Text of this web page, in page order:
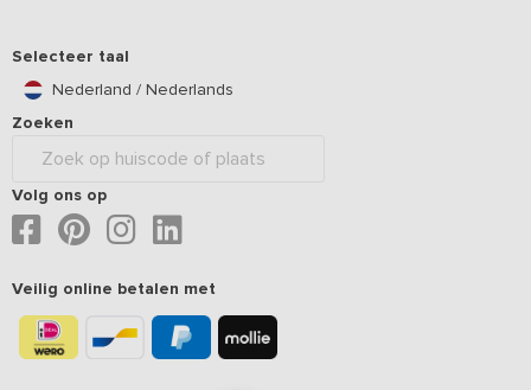
Selecteer taal
Nederland / Nederlands
Zoeken
Volg ons op
Veilig online betalen met